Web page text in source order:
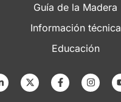
Guía de la Madera
Información técnica
Educación